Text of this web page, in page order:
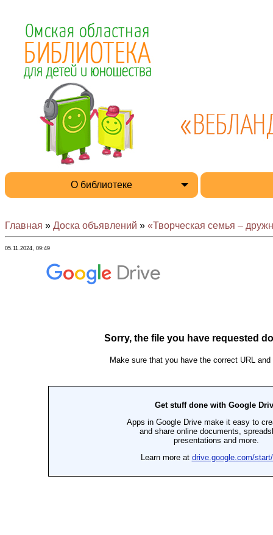
О библиотеке
Главная » Доска объявлений » «Творческая семья –
05.11.2024, 09:49